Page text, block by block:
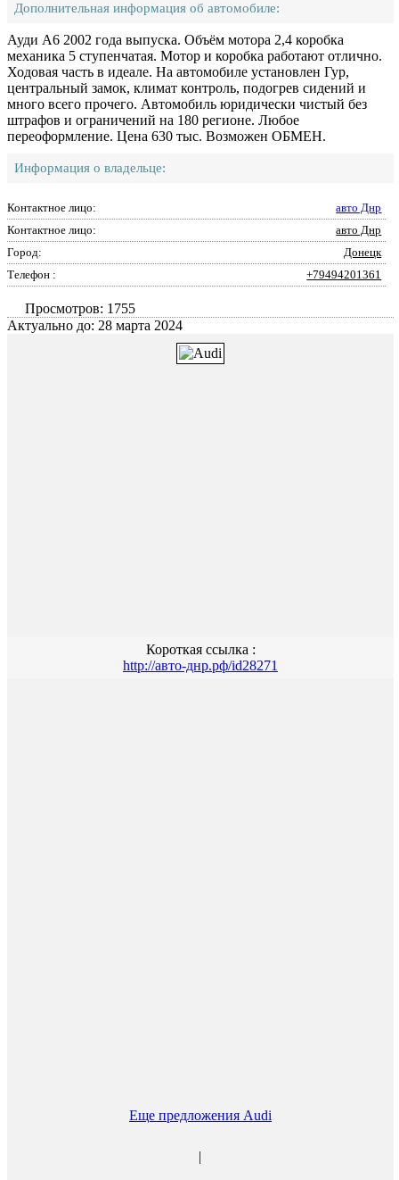
Дополнительная информация об автомобиле:
Ауди А6 2002 года выпуска. Объём мотора 2,4 коробка
механика 5 ступенчатая. Мотор и коробка работают отлично.
Ходовая часть в идеале. На автомобиле установлен Гур,
центральный замок, климат контроль, подогрев сидений и
много всего прочего. Автомобиль юридически чистый без
штрафов и ограничений на 180 регионе. Любое
переоформление. Цена 630 тыс. Возможен ОБМЕН.
Информация о владельце:
Контактное лицо:
авто Днр
Контактное лицо:
авто Днр
Город:
Донецк
Телефон :
+79494201361
Просмотров: 1755
Актуально до: 28 марта 2024
Короткая ссылка :
http://авто-днр.рф/id28271
Еще предложения Audi
|